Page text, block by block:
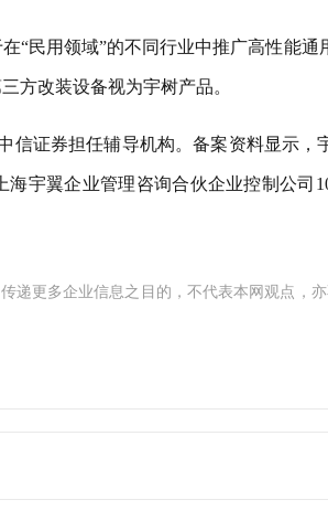
“民用领域”的不同行业中推广高性能通
方改装设备视为宇树产品。
信证券担任辅导机构。备案资料显示，
宇翼企业管理咨询合伙企业控制公司
递更多企业信息之目的，不代表本网观点，